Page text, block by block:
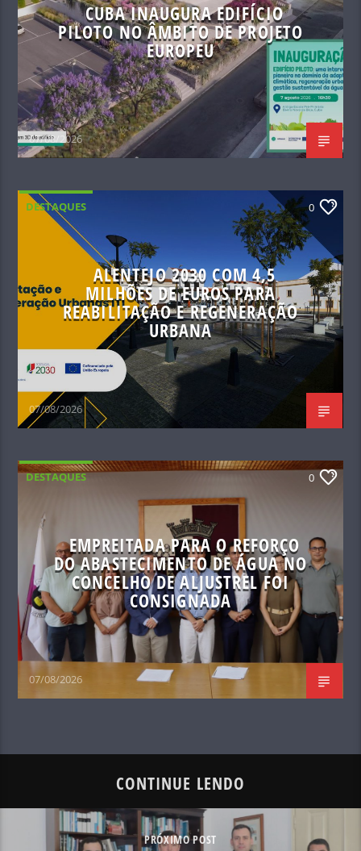
CUBA INAUGURA EDIFÍCIO
PILOTO NO ÂMBITO DE PROJETO
EUROPEU
07/08/2026
DESTAQUES 0
ALENTEJO 2030 COM 4,5
MILHÕES DE EUROS PARA
REABILITAÇÃO E REGENERAÇÃO
URBANA
07/08/2026
DESTAQUES 0
EMPREITADA PARA O REFORÇO
DO ABASTECIMENTO DE ÁGUA NO
CONCELHO DE ALJUSTREL FOI
CONSIGNADA
07/08/2026
CONTINUE LENDO
PRÓXIMO POST